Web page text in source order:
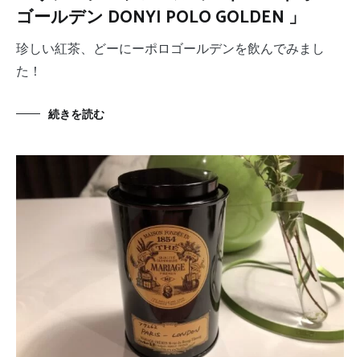
ゴールデン DONYI POLO GOLDEN 」
珍しい紅茶、どーにーポロゴールデンを飲んでみまし
た！
続きを読む